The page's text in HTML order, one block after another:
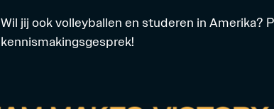
Wil jij ookvolleyballen en studeren in Amerika?
kennismakingsgesprek!